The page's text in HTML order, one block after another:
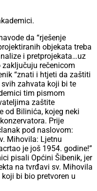
da “rješenje
objekata treba
i pretprojekata…uz
rečenicom
“znati i htjeti da zaštiti
zahvata koji bi te
tim pismom
zaštite
od Bilinića, kojeg neki
Prije
pod naslovom:
Mihovila: Ljetnu
je još 1954. godine!”
pisali Općini Šibenik, jer
na tvrđavi sv. Mihovila
bi bio pretvoren u